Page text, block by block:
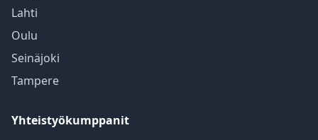
Lahti
Oulu
Seinäjoki
Tampere
Yhteistyökumppanit